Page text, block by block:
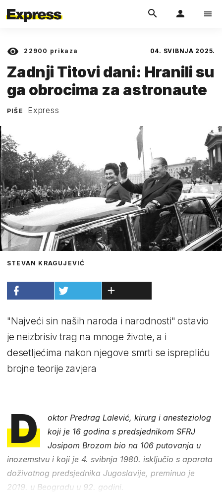
22900 prikaza 04. SVIBNJA 2025.
Zadnji Titovi dani: Hranili su
ga obrocima za astronaute
PIŠE Express
STEVAN KRAGUJEVIĆ
"Najveći sin naših naroda i narodnosti" ostavio
je neizbrisiv trag na mnoge živote, a i
desetljećima nakon njegove smrti se isprepliću
brojne teorije zavjera
D
oktor Predrag Lalević, kirurg i anesteziolog
koji je 16 godina s predsjednikom SFRJ
Josipom Brozom bio na 106 putovanja u
inozemstvu i koji je 4. svibnja 1980. isključio s aparata
doživotnog predsjednika Jugoslavije, preminuo je
2019. u Beogradu u 92. godini.